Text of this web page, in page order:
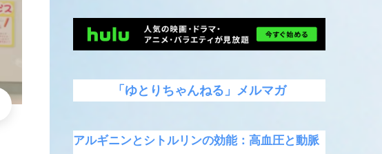
「ゆとりちゃんねる」メルマガ
アルギニンとシトルリンの効能：高血圧と動脈